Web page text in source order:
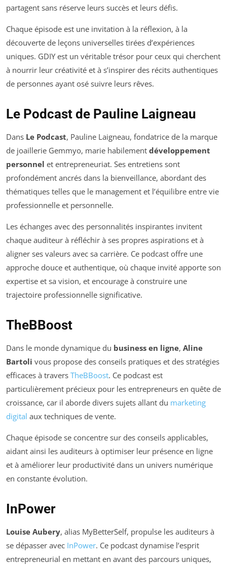
partagent sans réserve leurs succès et leurs défis.
Chaque épisode est une invitation à la réflexion, à la
découverte de leçons universelles tirées d’expériences
uniques. GDIY est un véritable trésor pour ceux qui cherchent
à nourrir leur créativité et à s’inspirer des récits authentiques
de personnes ayant osé suivre leurs rêves.
Le Podcast de Pauline Laigneau
Dans Le Podcast, Pauline Laigneau, fondatrice de la marque
de joaillerie Gemmyo, marie habilement développement
personnel et entrepreneuriat. Ses entretiens sont
profondément ancrés dans la bienveillance, abordant des
thématiques telles que le management et l’équilibre entre vie
professionnelle et personnelle.
Les échanges avec des personnalités inspirantes invitent
chaque auditeur à réfléchir à ses propres aspirations et à
aligner ses valeurs avec sa carrière. Ce podcast offre une
approche douce et authentique, où chaque invité apporte son
expertise et sa vision, et encourage à construire une
trajectoire professionnelle significative.
TheBBoost
Dans le monde dynamique du business en ligne, Aline
Bartoli vous propose des conseils pratiques et des stratégies
efficaces à travers TheBBoost. Ce podcast est
particulièrement précieux pour les entrepreneurs en quête de
croissance, car il aborde divers sujets allant du marketing
digital aux techniques de vente.
Chaque épisode se concentre sur des conseils applicables,
aidant ainsi les auditeurs à optimiser leur présence en ligne
et à améliorer leur productivité dans un univers numérique
en constante évolution.
InPower
Louise Aubery, alias MyBetterSelf, propulse les auditeurs à
se dépasser avec InPower. Ce podcast dynamise l’esprit
entrepreneurial en mettant en avant des parcours uniques,